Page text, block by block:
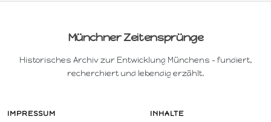
Münchner Zeitensprünge
Historisches Archiv zur Entwicklung Münchens – fundiert,
recherchiert und lebendig erzählt.
IMPRESSUM INHALTE